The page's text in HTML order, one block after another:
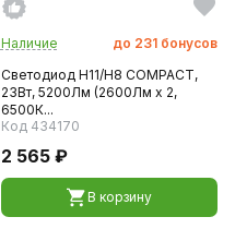
Наличие до 231 бонусов
Светодиод H11/H8 COMPACT,
23Вт, 5200Лм (2600Лм x 2,
6500К...
Код 434170
2 565 ₽
В корзину